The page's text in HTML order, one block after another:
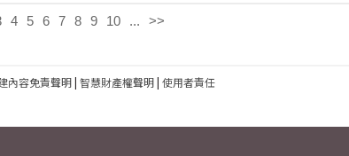
4 5 6 7 8 9 10 ... >>
內容免責聲明| 智慧財產權聲明| 使用者責任